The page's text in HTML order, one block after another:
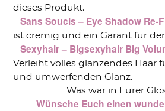
dieses Produkt.
–Sans Soucis – Eye Shadow Re-
ist cremig und ein Garant für
–Sexyhair – Bigsexyhair Big
Verleiht volles glänzendes Haar
und umwerfenden Glanz.
Was war in Eurer
Wünsche Euch einen